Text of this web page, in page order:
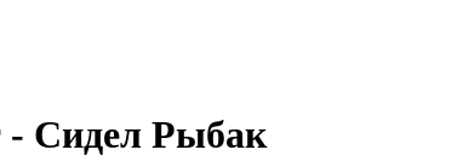
- Сидел Рыбак